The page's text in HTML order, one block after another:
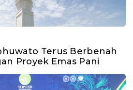
Terus Berbenah
Proyek Emas Pani